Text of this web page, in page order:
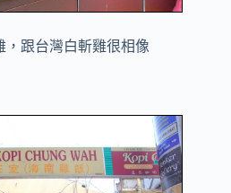
，跟台灣白斬雞很相像